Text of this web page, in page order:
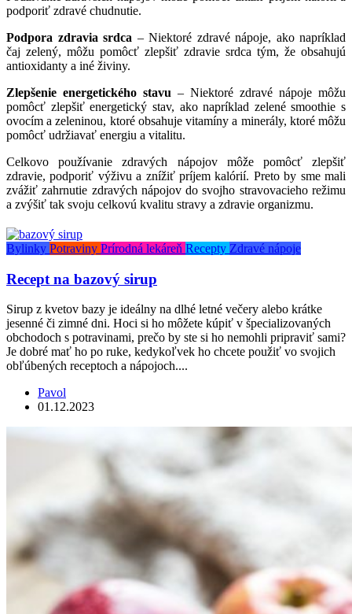
podporiť zdravé chudnutie.
Podpora zdravia srdca – Niektoré zdravé nápoje, ako napríklad
čaj zelený, môžu pomôcť zlepšiť zdravie srdca tým, že obsahujú
antioxidanty a iné živiny.
Zlepšenie energetického stavu – Niektoré zdravé nápoje môžu
pomôcť zlepšiť energetický stav, ako napríklad zelené smoothie s
ovocím a zeleninou, ktoré obsahuje vitamíny a minerály, ktoré môžu
pomôcť udržiavať energiu a vitalitu.
Celkovo používanie zdravých nápojov môže pomôcť zlepšiť
zdravie, podporiť výživu a znížiť príjem kalórií. Preto by sme mali
zvážiť zahrnutie zdravých nápojov do svojho stravovacieho režimu
a zvýšiť tak svoju celkovú kvalitu stravy a zdravie organizmu.
Bylinky Potraviny Prírodná lekáreň Recepty Zdravé nápoje
Recept na bazový sirup
Sirup z kvetov bazy je ideálny na dlhé letné večery alebo krátke
jesenné či zimné dni. Hoci si ho môžete kúpiť v špecializovaných
obchodoch s potravinami, prečo by ste si ho nemohli pripraviť sami?
Je dobré mať ho po ruke, kedykoľvek ho chcete použiť vo svojich
obľúbených receptoch a nápojoch....
Pavol
01.12.2023